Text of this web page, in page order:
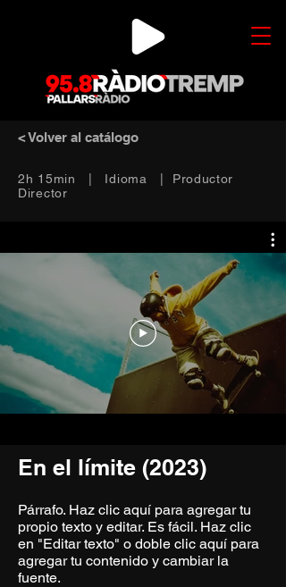
< Volver al catálogo
2h 15min | Idioma | Productor
Director
En el límite (2023)
Párrafo. Haz clic aquí para agregar tu
propio texto y editar. Es fácil. Haz clic
en "Editar texto" o doble clic aquí para
agregar tu contenido y cambiar la
fuente.